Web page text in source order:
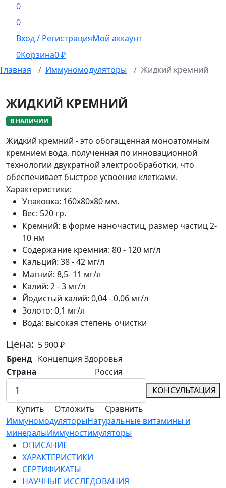
0
0
Вход / РегистрацияМой аккаунт
0Корзина0₽
Главная
Иммуномодуляторы Жидкий кремний
ЖИДКИЙ КРЕМНИЙ
В НАЛИЧИИ
Жидкий кремний - это обогащённая моноатомным
кремнием вода, полученная по инновационной
технологии двукратной электрообработки, что
обеспечивает быстрое усвоение клетками.
Характеристики:
Упаковка: 160х80х80 мм.
Вес: 520 гр.
Кремний: в форме наночастиц, размер частиц 2-
10 нм
Содержание кремния: 80 - 120 мг/л
Кальций: 38 - 42 мг/л
Магний: 8,5- 11 мг/л
Калий: 2 - 3 мг/л
Йодистый калий: 0,04 - 0,06 мг/л
Золото: 0,1 мг/л
Вода: высокая степень очистки
Цена: 5 900₽
Бренд Концепция Здоровья
Страна
Россия
КОНСУЛЬТАЦИЯ
Купить
Отложить
Сравнить
ИммуномодуляторыНатуральные витамины и
минералыИммуностимуляторы
ОПИСАНИЕ
ХАРАКТЕРИСТИКИ
СЕРТИФИКАТЫ
НАУЧНЫЕ ИССЛЕДОВАНИЯ